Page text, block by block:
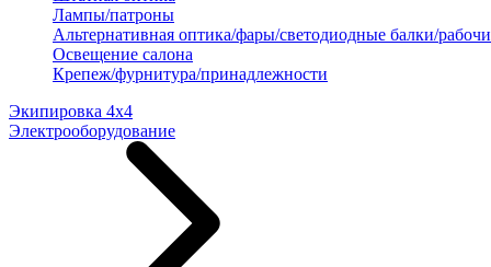
Лампы/патроны
Альтернативная оптика/фары/светодиодные балки/
Освещение салона
Крепеж/фурнитура/принадлежности
Экипировка 4х4
Электрооборудование